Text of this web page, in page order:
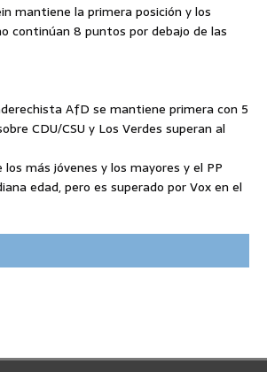
mantiene la primera posición y los
continúan 8 puntos por debajo de las
AfD se mantiene primera con 5
CDU/CSU y Los Verdes superan al
los más jóvenes y los mayores y el PP
edad, pero es superado por Vox en el